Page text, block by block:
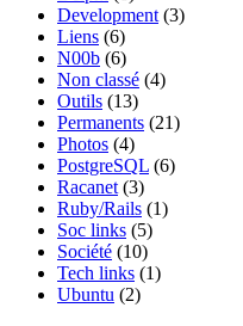
Development (3)
Liens (6)
N00b (6)
Non classé (4)
Outils (13)
Permanents (21)
Photos (4)
PostgreSQL (6)
Racanet (3)
Ruby/Rails (1)
Soc links (5)
Société (10)
Tech links (1)
Ubuntu (2)